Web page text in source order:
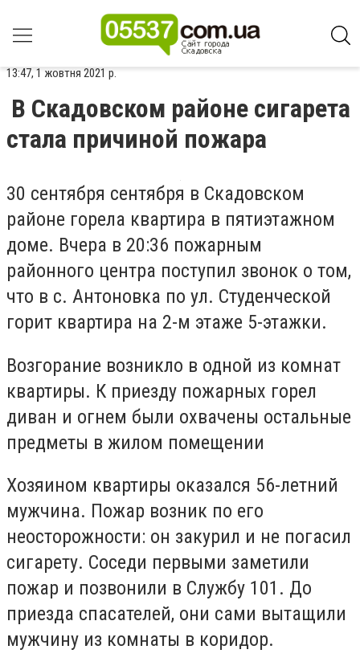
13:47, 1 жовтня 2021 р.
В Скадовском районе сигарета
стала причиной пожара
30 сентября сентября в Скадовском
районе горела квартира в пятиэтажном
доме. Вчера в 20:36 пожарным
районного центра поступил звонок о том,
что в с. Антоновка по ул. Студенческой
горит квартира на 2-м этаже 5-этажки.
Возгорание возникло в одной из комнат
квартиры. К приезду пожарных горел
диван и огнем были охвачены остальные
предметы в жилом помещении
Хозяином квартиры оказался 56-летний
мужчина. Пожар возник по его
неосторожности: он закурил и не погасил
сигарету. Соседи первыми заметили
пожар и позвонили в Службу 101. До
приезда спасателей, они сами вытащили
мужчину из комнаты в коридор.